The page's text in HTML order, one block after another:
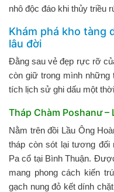
nhô độc đáo khi thủy triều
Khám phá kho tàng
lâu đời
Đằng sau vẻ đẹp rực rỡ
còn giữ trong mình những
tích lịch sử ghi dấu một
Tháp Chàm Poshanư
Nằm trên đồi Lầu Ông
tháp còn sót lại tương đối
Pa cổ tại Bình Thuận.
mang phong cách kiến
gạch nung đỏ kết dính